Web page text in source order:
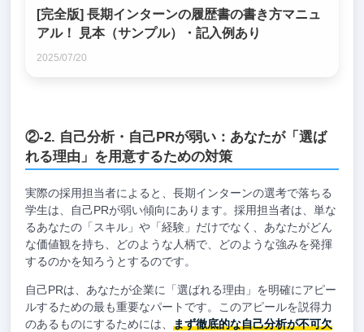
[完全版] 長期インターンの履歴書の書き方マニュ
アル！ 見本（サンプル）・記入例あり
2025/07/20
②-2. 自己分析・自己PRが弱い：あなたが「選ば
れる理由」を用意するための対策
実際の採用担当者によると、長期インターンの選考で落ちる
学生は、自己PRが弱い傾向にあります。採用担当者は、単な
るあなたの「スキル」や「経験」だけでなく、あなたがどん
な価値観を持ち、どのような人柄で、どのような強みを発揮
するのかを知ろうとするのです。
自己PRは、あなたが企業に「選ばれる理由」を明確にアピー
ルするための最も重要なパートです。このアピールを説得力
のあるものにするためには、 まず徹底的な自己分析が不可欠